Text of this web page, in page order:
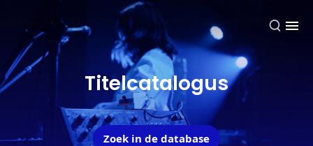
Titelcatalogus
Zoek in de database